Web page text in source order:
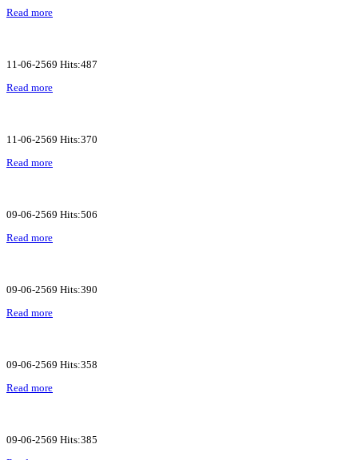
Read more
11-06-2569 Hits:487
Read more
11-06-2569 Hits:370
Read more
09-06-2569 Hits:506
Read more
09-06-2569 Hits:390
Read more
09-06-2569 Hits:358
Read more
09-06-2569 Hits:385